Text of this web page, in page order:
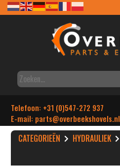
Telefoon: +31 (0)547-272 937
E-mail: parts@overbeekshovels.nl
CATEGORIEËN HYDRAULIEK